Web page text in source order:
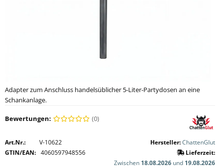
Adapter zum Anschluss handelsüblicher 5-Liter-Partydosen an eine
Schankanlage.
Bewertungen: (0)
Art.Nr.:
V-10622
GTIN/EAN: 4060597948556
Hersteller:ChattenGlut
Lieferzeit:
Zwischen 18.08.2026 und 19.08.2026